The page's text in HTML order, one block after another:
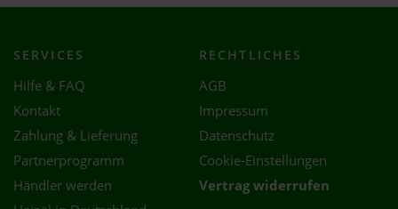
SERVICES
Hilfe & FAQ
Kontakt
Zahlung & Lieferung
Partnerprogramm
Händler werden
RECHTLICHES
AGB
Impressum
Datenschutz
Cookie-Einstellungen
Vertrag widerrufen